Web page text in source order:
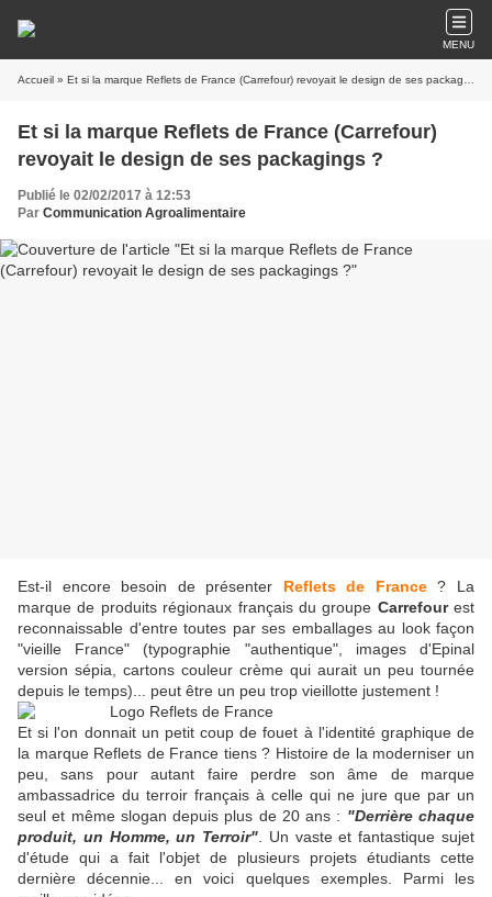
MENU
Accueil » Et si la marque Reflets de France (Carrefour) revoyait le design de ses packagings ?
Et si la marque Reflets de France (Carrefour)
revoyait le design de ses packagings ?
Publié le 02/02/2017 à 12:53
Par Communication Agroalimentaire
Est-il encore besoin de présenter Reflets de France? La
marque de produits régionaux français du groupe Carrefourest
reconnaissable d'entre toutes par ses emballages au look façon
"vieille France" (typographie "authentique", images d'Epinal
version sépia, cartons couleur crème qui aurait un peu tournée
depuis le temps)... peut être un peu trop vieillotte justement !
Et si l'on donnait un petit coup de fouet à l'identité graphique de
la marque Reflets de France tiens ? Histoire de la moderniser un
peu, sans pour autant faire perdre son âme de marque
ambassadrice du terroir français à celle qui ne jure que par un
seul et même slogan depuis plus de 20 ans : "Derrière chaque
produit, un Homme, un Terroir" . Un vaste et fantastique sujet
d'étude qui a fait l'objet de plusieurs projets étudiants cette
dernière décennie... en voici quelques exemples. Parmi les